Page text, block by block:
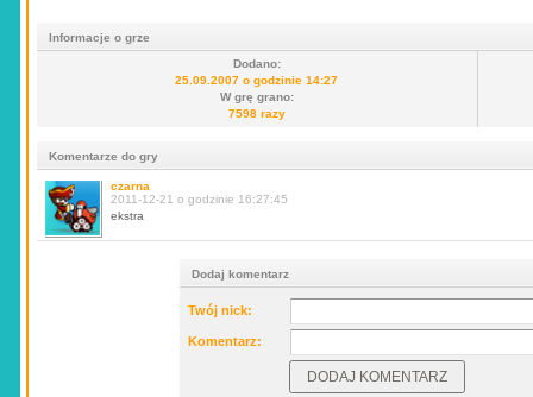
Informacje o grze
Dodano:
25.09.2007 o godzinie 14:27
W grę grano:
7598 razy
Komentarze do gry
czarna
2011-12-21 o godzinie 16:27:45
ekstra
Dodaj komentarz
Twój nick:
Komentarz: